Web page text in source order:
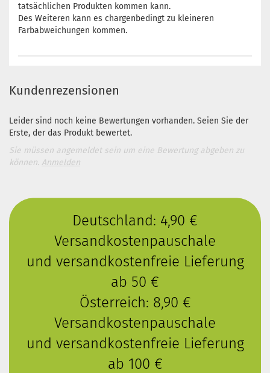
tatsächlichen Produkten kommen kann.
Des Weiteren kann es chargenbedingt zu kleineren
Farbabweichungen kommen.
Kundenrezensionen
Leider sind noch keine Bewertungen vorhanden. Seien Sie der
Erste, der das Produkt bewertet.
Sie müssen angemeldet sein um eine Bewertung abgeben zu
können. Anmelden
Deutschland: 4,90 €
Versandkostenpauschale
und versandkostenfreie Lieferung
ab 50 €
Österreich: 8,90 €
Versandkostenpauschale
und versandkostenfreie Lieferung
ab 100 €